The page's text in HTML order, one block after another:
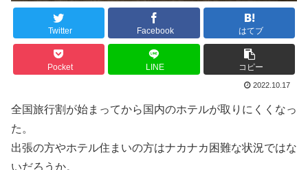
Twitter Facebook はてブ
Pocket LINE コピー
2022.10.17
全国旅行割が始まってから国内のホテルが取りにくくなっ
た。
出張の方やホテル住まいの方はナカナカ困難な状況ではな
いだろうか。